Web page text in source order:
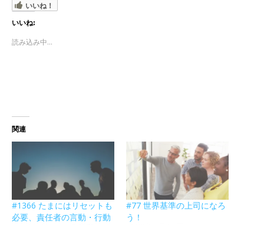
いいね！
いいね:
読み込み中...
関連
#1366 たまにはリセットも
必要、責任者の言動・行動
#77 世界基準の上司になろ
う！